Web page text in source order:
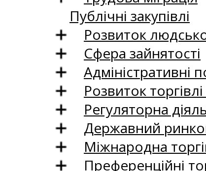
Публічні закупівлі
Розвиток
Сфера зайнятості
Адміністративні
Розвиток
Регуляторна
Державний
Міжнародна
Преференційні